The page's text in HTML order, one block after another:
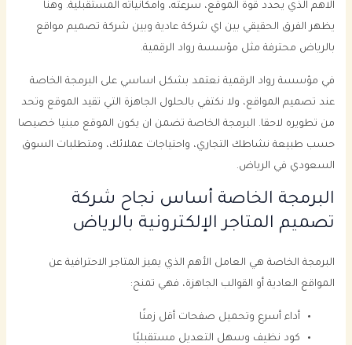
الاهم الذي يحدد قوة الموقع، سرعته، وامكانياته المستقبلية. وهنا
يظهر الفرق الحقيقي بين اي شركة عادية وبين شركة تصميم مواقع
بالرياض محترفة مثل مؤسسة رواد الرقمية.
في مؤسسة رواد الرقمية نعتمد بشكل اساسي على البرمجة الخاصة
عند تصميم المواقع، ولا نكتفي بالحلول الجاهزة التي تقيد الموقع وتحد
من تطويره لاحقا. البرمجة الخاصة تضمن ان يكون الموقع مبنيا خصيصا
حسب طبيعة نشاطك التجاري، واحتياجات عملائك، ومتطلبات السوق
السعودي في الرياض.
البرمجة الخاصة أساس نجاح شركة
تصميم المتاجر الإلكترونية بالرياض
البرمجة الخاصة هي العامل الأهم الذي يميز المتاجر الاحترافية عن
المواقع العادية أو القوالب الجاهزة، فهي تمنح:
أداء أسرع وتحميل صفحات أقل زمنًا
كود نظيف وسهل التعديل مستقبليًا